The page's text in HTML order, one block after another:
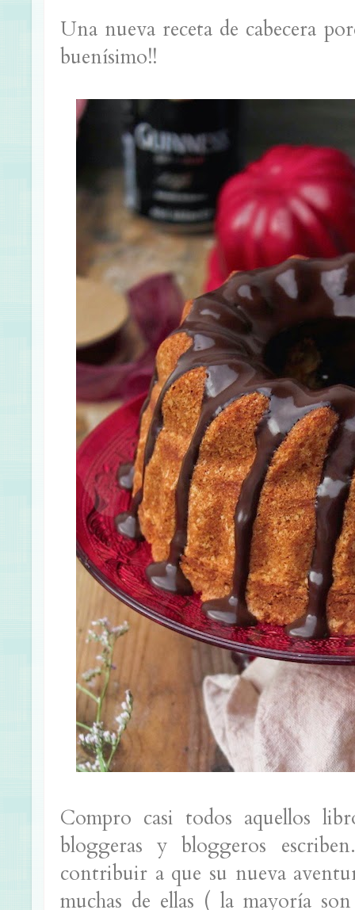
Una nueva receta de cabecera
buenísimo!!
Compro casi todos aquellos
bloggeras y bloggeros
contribuir a que su nueva
muchas de ellas ( la mayoría